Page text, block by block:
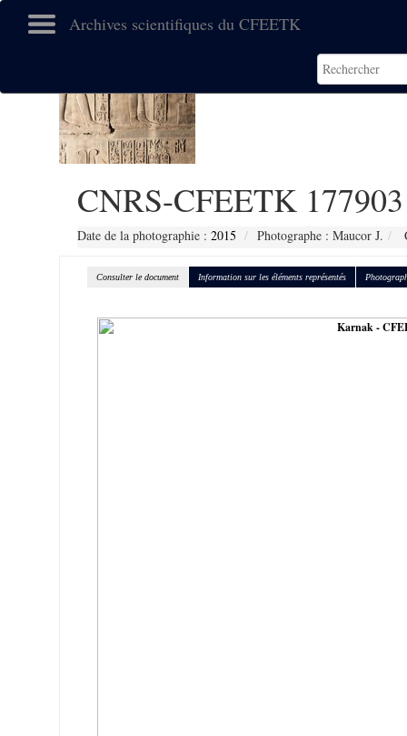
Archives scientifiques du CFEETK
CNRS-CFEETK 177903
Date de la photographie : 2015 Photographe : Maucor J.
Consulter le document Information sur les éléments représentés